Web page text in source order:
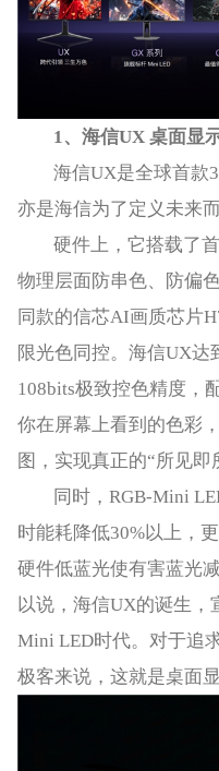
1、海信UX 桌面显
海信UX是全球首款
亦是海信为了定义未来
硬件上，它搭载了
物理层面防串色、防偏
同款的信芯AI画质芯片
限光色同控。海信UX达
108bits极致控色精度，
你在屏幕上看到的色彩
图，实现真正的“所见即
同时，RGB-Mini
时能耗降低30%以上，
硬件低蓝光使有害蓝光
以说，海信UX的诞生，
Mini LED时代。对于追
极客来说，这就是桌面